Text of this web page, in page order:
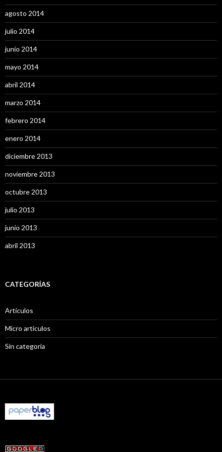
agosto 2014
julio 2014
junio 2014
mayo 2014
abril 2014
marzo 2014
febrero 2014
enero 2014
diciembre 2013
noviembre 2013
octubre 2013
julio 2013
junio 2013
abril 2013
CATEGORÍAS
Artículos
Micro artículos
Sin categoría